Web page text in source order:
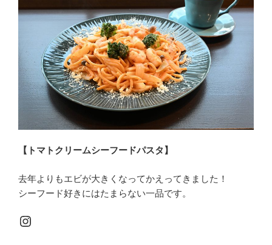
【トマトクリームシーフードパスタ】
去年よりもエビが大きくなってかえってきました！
シーフード好きにはたまらない一品です。
Instagram